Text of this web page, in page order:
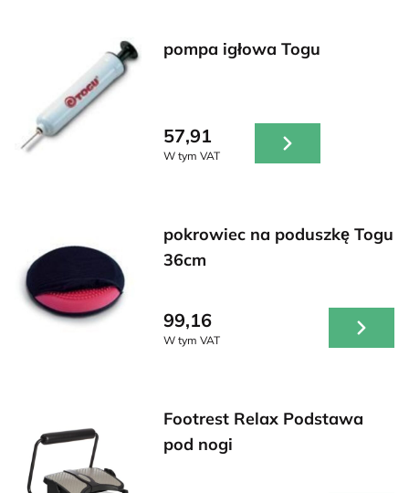
pompa igłowa Togu
57,91
W tym VAT
pokrowiec na poduszkę Togu
36cm
99,16
W tym VAT
Footrest Relax Podstawa
pod nogi